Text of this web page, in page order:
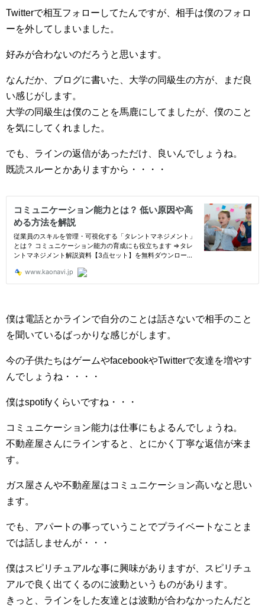
Twitterで相互フォローしてたんですが、相手は僕のフォロ
ーを外してしまいました。
好みが合わないのだろうと思います。
なんだか、ブログに書いた、大学の同級生の方が、まだ良
い感じがします。
大学の同級生は僕のことを馬鹿にしてましたが、僕のこと
を気にしてくれました。
でも、ラインの返信があっただけ、良いんでしょうね。
既読スルーとかありますから・・・・
僕は電話とかラインで自分のことは話さないで相手のこと
を聞いているばっかりな感じがします。
今の子供たちはゲームやfacebookやTwitterで友達を増やす
んでしょうね・・・・
僕はspotifyくらいですね・・・
コミュニケーション能力は仕事にもよるんでしょうね。
不動産屋さんにラインすると、とにかく丁寧な返信が来ま
す。
ガス屋さんや不動産屋はコミュニケーション高いなと思い
ます。
でも、アパートの事っていうことでプライベートなことま
では話しませんが・・・
僕はスピリチュアルな事に興味がありますが、スピリチュ
アルで良く出てくるのに波動というものがあります。
きっと、ラインをした友達とは波動が合わなかったんだと